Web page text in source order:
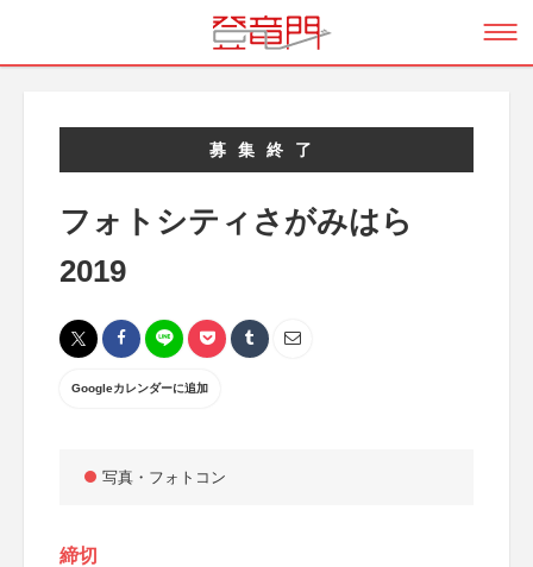
募集終了
フォトシティさがみはら
2019
Googleカレンダーに追加
写真・フォトコン
締切